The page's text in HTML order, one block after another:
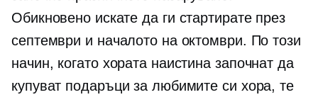
Обикновено искате да ги стартирате през
септември и началото на октомври. По този
начин, когато хората наистина започнат да
купуват подаръци за любимите си хора, те